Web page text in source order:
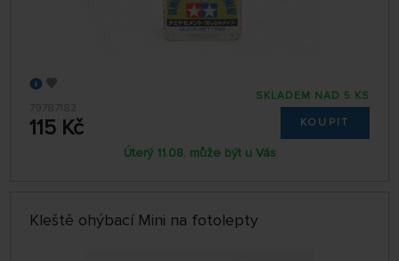
79787182
115 Kč
SKLADEM NAD 5 KS
KOUPIT
Úterý 11.08. může být u Vás
Kleště ohýbací Mini na fotolepty